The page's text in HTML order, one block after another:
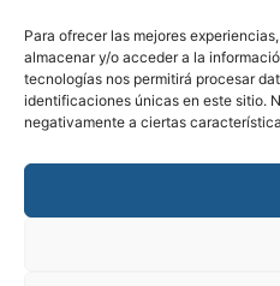
Para ofrecer las mejores
almacenar y/o acceder a la
tecnologías nos permitirá procesar
identificaciones únicas en este sitio.
negativamente a ciertas